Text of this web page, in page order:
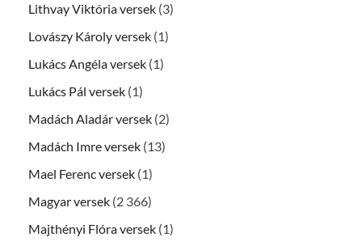
Lithvay Viktória versek (3)
Lovászy Károly versek (1)
Lukács Angéla versek (1)
Lukács Pál versek (1)
Madách Aladár versek (2)
Madách Imre versek (13)
Mael Ferenc versek (1)
Magyar versek (2 366)
Majthényi Flóra versek (1)